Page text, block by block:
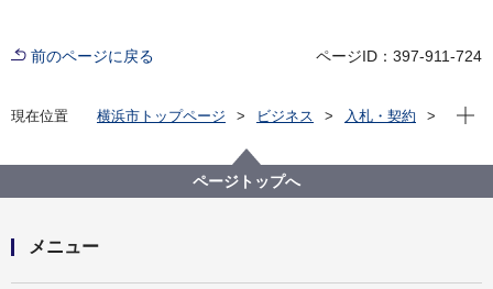
前のページに戻る ページID：397-911-724
現在位置 横浜市トップページ ビジネス
入札・契約
消防局
消防艇まもり（船舶番号：131095）の売却（その２）
現在
ページトップへ
メニュー